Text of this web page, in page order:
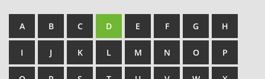
A B C D E F G H
I J K L M N O P